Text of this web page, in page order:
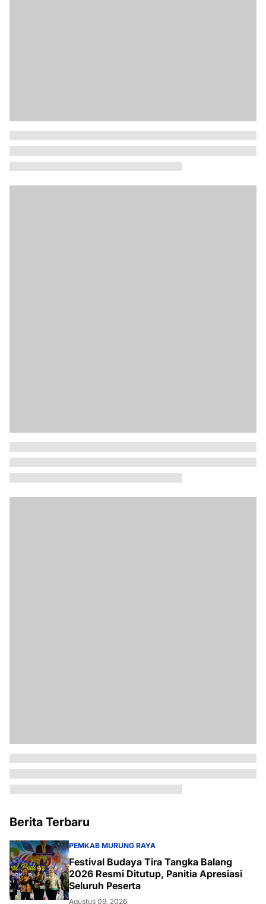
Berita Terbaru
PEMKAB MURUNG RAYA
Festival Budaya Tira Tangka Balang
2026 Resmi Ditutup, Panitia Apresiasi
Seluruh Peserta
Agustus 09, 2026